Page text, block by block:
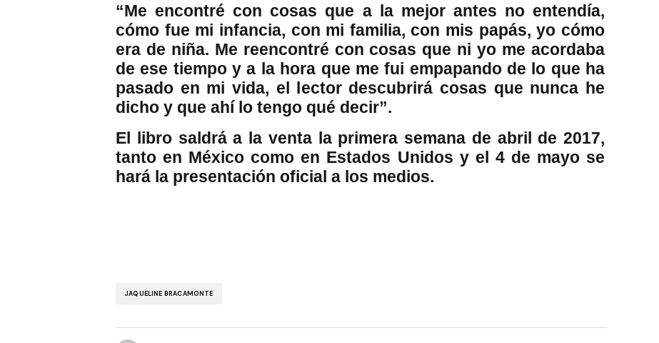
“Me encontré con cosas que a la mejor antes no entendía,
cómo fue mi infancia, con mi familia, con mis papás, yo cómo
era de niña. Me reencontré con cosas que ni yo me acordaba
de ese tiempo y a la hora que me fui empapando de lo que ha
pasado en mi vida, el lector descubrirá cosas que nunca he
dicho y que ahí lo tengo qué decir”.
El libro saldrá a la venta la primera semana de abril de 2017,
tanto en México como en Estados Unidos y el 4 de mayo se
hará la presentación oficial a los medios.
JAQUELINE BRACAMONTE